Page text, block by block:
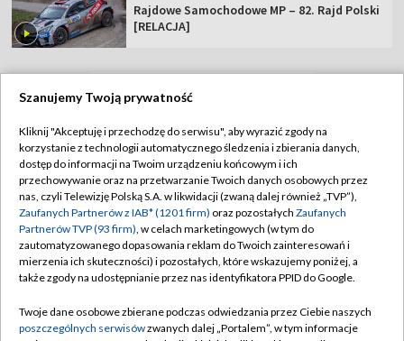
Rajdowe Samochodowe MP – 82. Rajd Polski
[RELACJA]
Abonament TVP
Sklep TVP
Biuro Reklamy
Oferta Handlowa
Telegazeta ogłoszenia
Rada Programowa
Regulamin TVP
Polityka prywatności
Moje zgody
Biuro reklamy
Kontakt
Kanały
Szanujemy Twoją prywatność
Kliknij "Akceptuję i przechodzę do serwisu", aby wyrazić zgody na
korzystanie z technologii automatycznego śledzenia i zbierania danych,
dostęp do informacji na Twoim urządzeniu końcowym i ich
przechowywanie oraz na przetwarzanie Twoich danych osobowych przez
nas, czyli Telewizję Polską S.A. w likwidacji (zwaną dalej również „TVP”),
Zaufanych Partnerów z IAB* (1201 firm) oraz pozostałych Zaufanych
Partnerów TVP (93 firm), w celach marketingowych (w tym do
zautomatyzowanego dopasowania reklam do Twoich zainteresowań i
mierzenia ich skuteczności) i pozostałych, które wskazujemy poniżej, a
także zgody na udostępnianie przez nas identyfikatora PPID do Google.
Twoje dane osobowe zbierane podczas odwiedzania przez Ciebie naszych
poszczególnych serwisówzwanych dalej „Portalem”, w tym informacje